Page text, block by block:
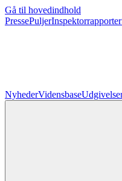
Gå til hovedindhold
PressePuljerInspektorrapporter
NyhederVidensbase